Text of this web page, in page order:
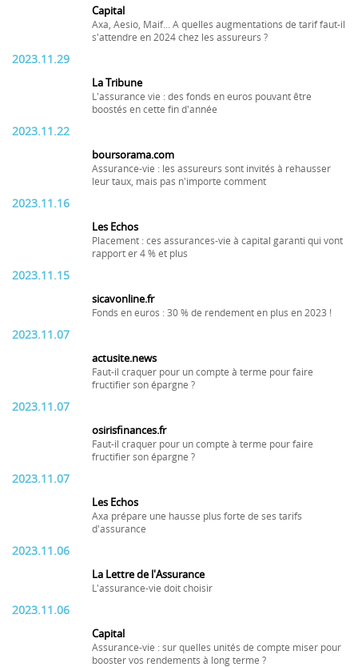
Capital
Axa, Aesio, Maif... A quelles augmentations de tarif faut-il
s'attendre en 2024 chez les assureurs ?
2023.11.29
La Tribune
L'assurance vie : des fonds en euros pouvant être
boostés en cette fin d'année
2023.11.22
boursorama.com
Assurance-vie : les assureurs sont invités à rehausser
leur taux, mais pas n'importe comment
2023.11.16
Les Echos
Placement : ces assurances-vie à capital garanti qui vont
rapport er 4 % et plus
2023.11.15
sicavonline.fr
Fonds en euros : 30 % de rendement en plus en 2023 !
2023.11.07
actusite.news
Faut-il craquer pour un compte à terme pour faire
fructifier son épargne ?
2023.11.07
osirisfinances.fr
Faut-il craquer pour un compte à terme pour faire
fructifier son épargne ?
2023.11.07
Les Echos
Axa prépare une hausse plus forte de ses tarifs
d'assurance
2023.11.06
La Lettre de l'Assurance
L'assurance-vie doit choisir
2023.11.06
Capital
Assurance-vie : sur quelles unités de compte miser pour
booster vos rendements à long terme ?